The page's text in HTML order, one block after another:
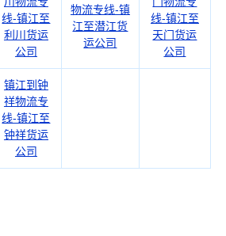
线-镇江至
利川货运
公司
物流专线-镇
江至潜江货
运公司
线-镇江至
天门货运
公司
镇江到钟
祥物流专
线-镇江至
钟祥货运
公司